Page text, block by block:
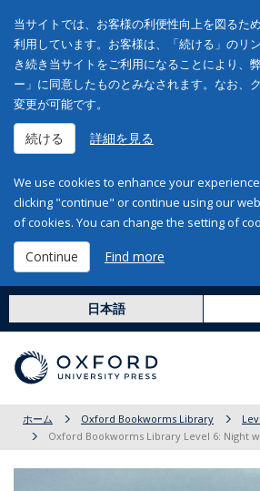
当サイトでは、お客様の利便性向上を図るた
利用しています。お客様は、「続ける」のリ
き続き当サイトをご利用になることにより、
ー」に同意したものとみなされます。なお、
変更が可能です。
続ける 詳細を見る
We use cookies to enhance your
clicking "continue" or continue using our
of cookies. You can change the setting of
Continue Find more
日本語
ホーム Oxford Bookworms Library
Oxford Bookworms Library Level 6: Night